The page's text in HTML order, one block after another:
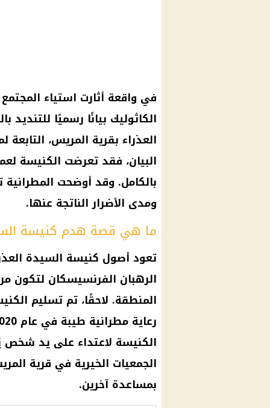
في واقعة أثارت استياء
الكاثوليك بيانًا رسميًا
العذراء بقرية المريس،
البيان، فقد تعرضت الكنيسة
بالكامل. وقد أوضحت
ومدى الأضرار الناتجة عنها.
ما هي قصة هدم كنيسة
الرهبان الفرنسيسكان لتكون
المنطقة. لاحقًا، تم تسليم
الكنيسة لاعتداء على يد
الجمعيات الخيرية في قرية
بمساعدة آخرين.